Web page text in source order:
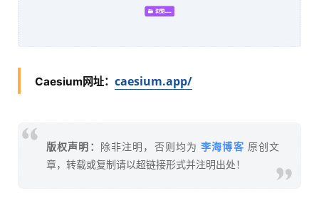
Caesium网址： caesium.app/
版权声明： 除非注明，否则均为 李海博客 原创文
章，转载或复制请以超链接形式并注明出处！